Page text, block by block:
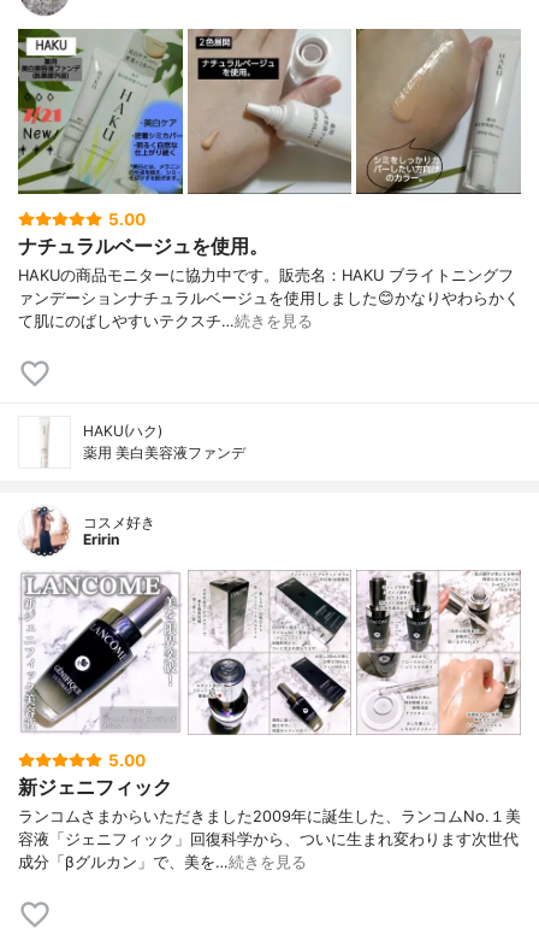
5.00
ナチュラルベージュを使用。
HAKUの商品モニターに協力中です。販売名：HAKU ブライトニングフ
ァンデーションナチュラルベージュを使用しました😊かなりやわらかく
て肌にのばしやすいテクスチ…続きを見る
HAKU(ハク)
薬用 美白美容液ファンデ
コスメ好き
Eririn
5.00
新ジェニフィック
ランコムさまからいただきました2009年に誕生した、ランコムNo.１美
容液「ジェニフィック」回復科学から、ついに生まれ変わります次世代
成分「βグルカン」で、美を…続きを見る